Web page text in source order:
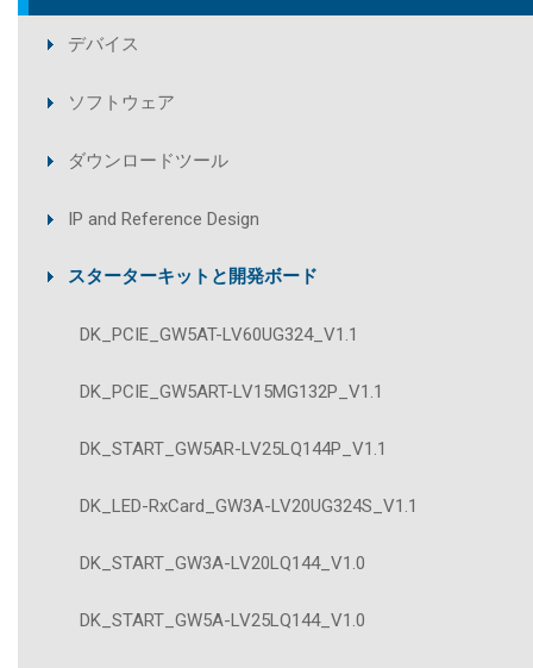
デバイス
ソフトウェア
ダウンロードツール
IP and Reference Design
スターターキットと開発ボード
DK_PCIE_GW5AT-LV60UG324_V1.1
DK_PCIE_GW5ART-LV15MG132P_V1.1
DK_START_GW5AR-LV25LQ144P_V1.1
DK_LED-RxCard_GW3A-LV20UG324S_V1.1
DK_START_GW3A-LV20LQ144_V1.0
DK_START_GW5A-LV25LQ144_V1.0